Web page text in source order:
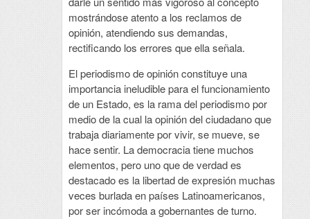
mostrándose atento a los reclamos de
opinión, atendiendo sus demandas,
rectificando los errores que ella señala.
El periodismo de opinión constituye una
importancia ineludible para el funcionamiento
de un Estado, es la rama del periodismo por
medio de la cual la opinión del ciudadano que
trabaja diariamente por vivir, se mueve, se
hace sentir. La democracia tiene muchos
elementos, pero uno que de verdad es
destacado es la libertad de expresión muchas
veces burlada en países Latinoamericanos,
por ser incómoda a gobernantes de turno.